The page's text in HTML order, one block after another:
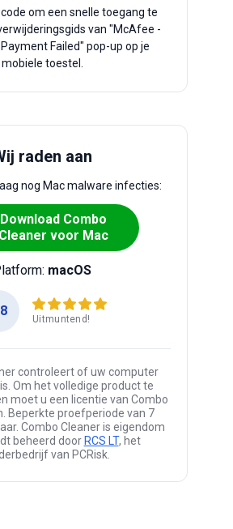
om een snelle toegang te
van "McAfee -
Failed" pop-up op je
mobiele toestel.
raden aan
nog Mac malware infecties:
Download Combo
Cleaner voor Mac
macOS
Uitmuntend!
controleert of uw computer
Om het volledige product te
moet u een licentie van Combo
Beperkte proefperiode van 7
Combo Cleaner is eigendom
beheerd door RCS LT, het
van PCRisk.